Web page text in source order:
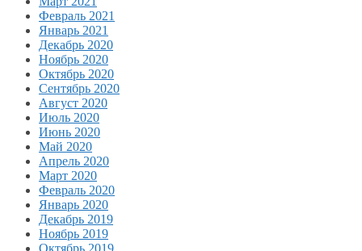
Февраль 2021
Январь 2021
Декабрь 2020
Ноябрь 2020
Октябрь 2020
Сентябрь 2020
Август 2020
Июль 2020
Июнь 2020
Май 2020
Апрель 2020
Март 2020
Февраль 2020
Январь 2020
Декабрь 2019
Ноябрь 2019
Октябрь 2019